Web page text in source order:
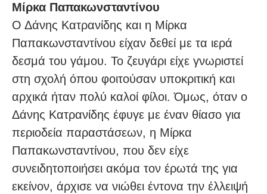
Μίρκα Παπακωνσταντίνου
Ο Δάνης Κατρανίδης και η Μίρκα
Παπακωνσταντίνου είχαν δεθεί με τα ιερά
δεσμά του γάμου. Το ζευγάρι είχε γνωριστεί
στη σχολή όπου φοιτούσαν υποκριτική και
αρχικά ήταν πολύ καλοί φίλοι. Όμως, όταν ο
Δάνης Κατρανίδης έφυγε με έναν θίασο για
περιοδεία παραστάσεων, η Μίρκα
Παπακωνσταντίνου, που δεν είχε
συνειδητοποιήσει ακόμα τον έρωτά της για
εκείνον, άρχισε να νιώθει έντονα την έλλειψή